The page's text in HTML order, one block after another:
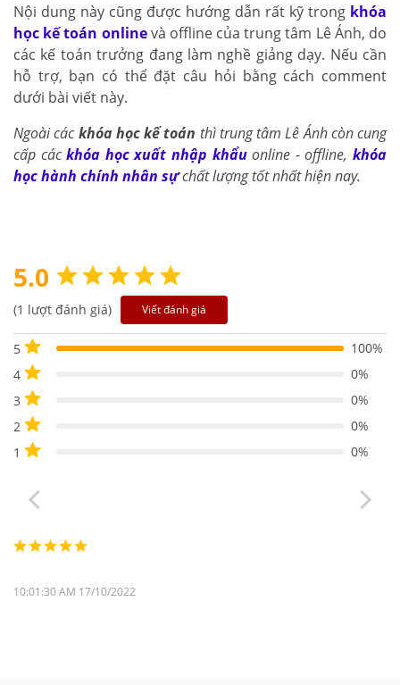
Nội dung này cũng được hướng dẫn rất kỹ trong khóa
học kế toán onlinevà offline của trung tâm Lê Ánh, do
các kế toán trưởng đang làm nghề giảng dạy. Nếu cần
hỗ trợ, bạn có thể đặt câu hỏi bằng cách comment
dưới bài viết này.
Ngoài cáckhóa học kế toán thì trung tâm Lê Ánh còn cung
cấp cáckhóa học xuất nhập khẩuonline - offline,khóa
học hành chính nhân sựchất lượng tốt nhất hiện nay.
5.0
(1 lượt đánh giá) Viết đánh giá
5
100%
4
0%
3
0%
2
0%
1
0%
10:01:30 AM 17/10/2022